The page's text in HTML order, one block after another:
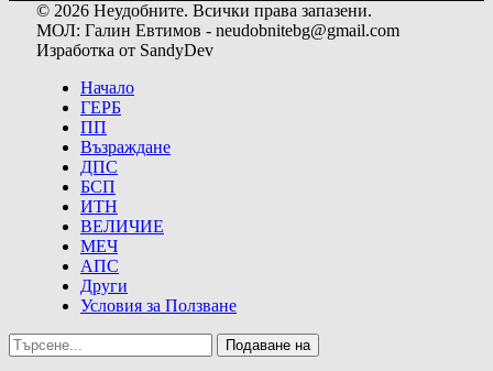
© 2026 Неудобните. Всички права запазени.
МОЛ: Галин Евтимов - neudobnitebg@gmail.com
Изработка от SandyDev
Начало
ГЕРБ
ПП
Възраждане
ДПС
БСП
ИТН
ВЕЛИЧИЕ
МЕЧ
АПС
Други
Условия за Ползване
Подаване на